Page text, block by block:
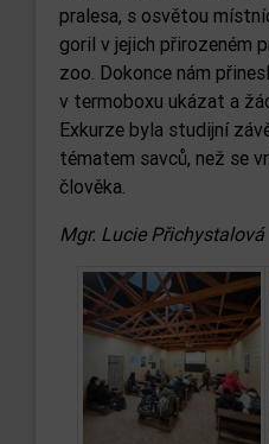
pralesa, s osvětou
goril v jejich přirozeném
zoo. Dokonce nám
v termoboxu ukázat a
Exkurze byla studijní
tématem savců, než se
člověka.
Mgr. Lucie Přichystalová